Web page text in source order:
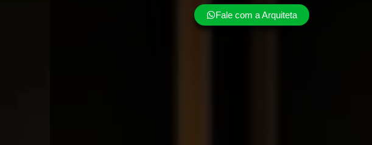
Fale com a Arquiteta